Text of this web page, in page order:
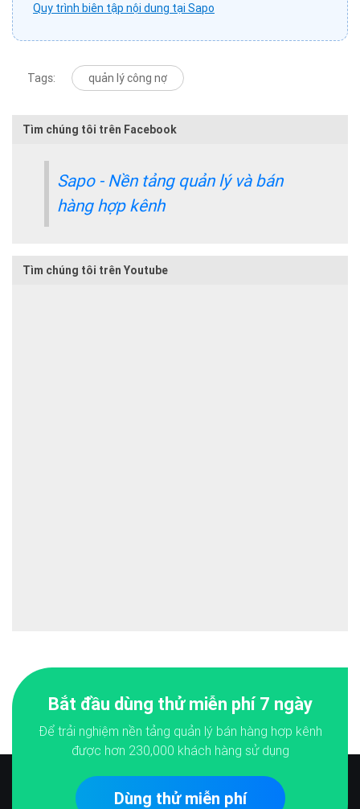
Quy trình biên tập nội dung tại Sapo
Tags: quản lý công nợ
Tìm chúng tôi trên Facebook
Sapo - Nền tảng quản lý và bán
hàng hợp kênh
Tìm chúng tôi trên Youtube
Bắt đầu dùng thử miễn phí 7 ngày
Để trải nghiệm nền tảng quản lý bán hàng hợp kênh
được hơn 230,000 khách hàng sử dụng
Dùng thử miễn phí